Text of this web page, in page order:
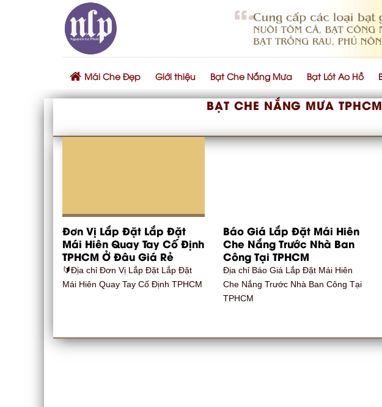
Mái Che Đẹp Giới thiệu Bạt Che Nắng Mưa Bạt Lót Ao Hồ
BẠT CHE NẮNG MƯA TPHCM
Đơn Vị Lắp Đặt Lắp Đặt
Mái Hiên Quay Tay Cố Định
TPHCM Ở Đâu Giá Rẻ
🔰Địa chỉ Đơn Vị Lắp Đặt Lắp Đặt
Mái Hiên Quay Tay Cố Định TPHCM
Báo Giá Lắp Đặt Mái Hiên
Che Nắng Trước Nhà Ban
Công Tại TPHCM
Địa chỉ Báo Giá Lắp Đặt Mái Hiên
Che Nắng Trước Nhà Ban Công Tại
TPHCM